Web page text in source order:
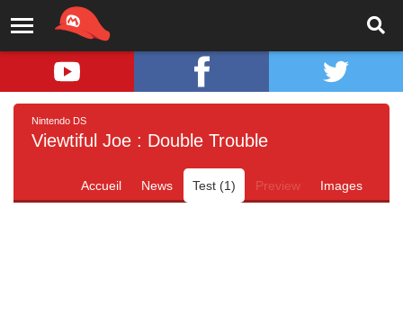
Nintendo DS
Viewtiful Joe : Double Trouble
Accueil News Test (1) Preview Images